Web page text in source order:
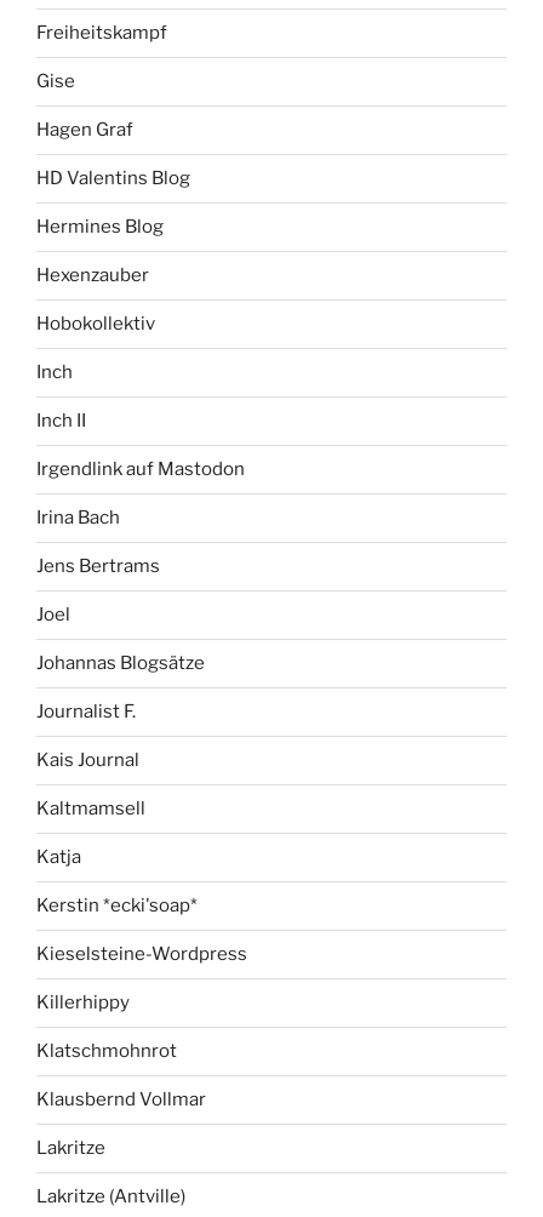
Freiheitskampf
Gise
Hagen Graf
HD Valentins Blog
Hermines Blog
Hexenzauber
Hobokollektiv
Inch
Inch II
Irgendlink auf Mastodon
Irina Bach
Jens Bertrams
Joel
Johannas Blogsätze
Journalist F.
Kais Journal
Kaltmamsell
Katja
Kerstin *ecki'soap*
Kieselsteine-Wordpress
Killerhippy
Klatschmohnrot
Klausbernd Vollmar
Lakritze
Lakritze (Antville)